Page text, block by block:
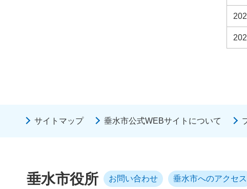
サイトマップ 垂水市公式WEBサイトについて
垂水市役所 お問い合わせ 垂水市へのアクセス